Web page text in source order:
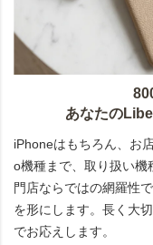
あなたの
iPhoneはもちろん、お
o機種まで、取り扱い
門店ならではの網羅性
を形にします。長く大
でお応えします。